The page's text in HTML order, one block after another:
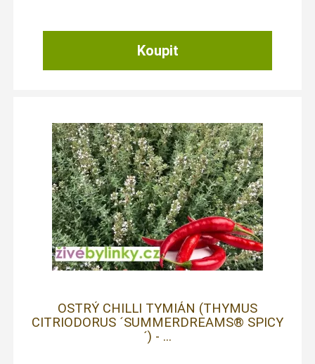
OSTRÝ CHILLI TYMIÁN (THYMUS
CITRIODORUS ´SUMMERDREAMS® SPICY
´) - ...